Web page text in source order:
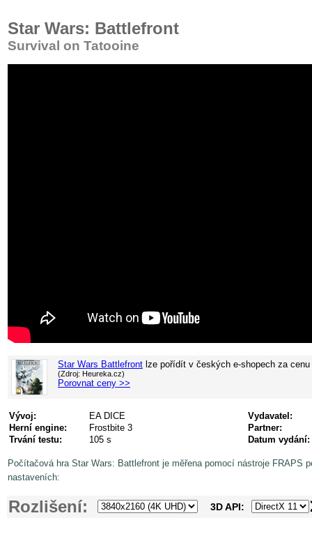
Star Wars: Battlefront
Survival on Tatooine
Star Wars Battlefront lze pořídít v českých e-shopech za
(Zdroj: Heureka.cz)
Porovnat ceny >>
Vývoj: EA DICE
Vydavatel:
Herní engine:
Frostbite 3
Partner:
Trvání testu:
105 s Datum vydání:
Počítačová hra Star Wars: Battlefront je měřena pomocí nástroje FRAPS
nastaveních:
Rozlišení: 3D API: